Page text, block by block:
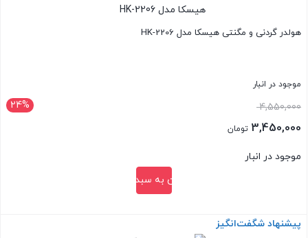
هولدر گردنی و مگنتی هیسکا مدل HK-2206
موجود در انبار
24% 4,550,000قیمت
اصلی:
بود.
3,450,000 تومان
موجود در انبار
افزودن به سبد خرید
بستن
پیشنهاد شگفت‌انگیز